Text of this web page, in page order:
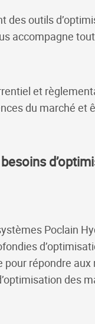
outils
accompagne
et
du marché et
Poclain
répondre
des